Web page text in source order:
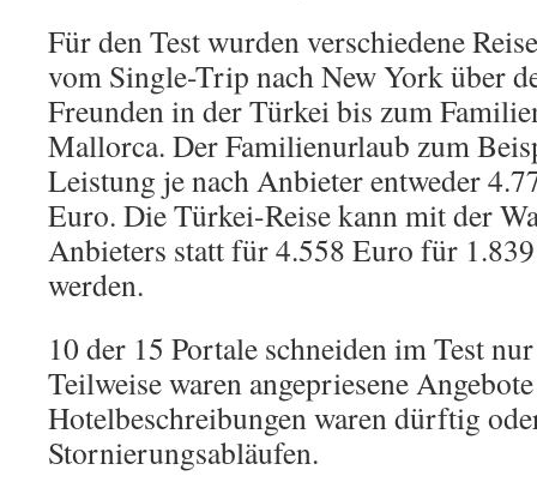
Für den Test wurden verschiedene
vom Single-Trip nach New York über
Freunden in der Türkei bis zum
Mallorca. Der Familienurlaub zum
Leistung je nach Anbieter entweder
Euro. Die Türkei-Reise kann mit der
Anbieters statt für 4.558 Euro für
werden.
10 der 15 Portale schneiden im Test
Teilweise waren angepriesene
Hotelbeschreibungen waren dürftig
Stornierungsabläufen.